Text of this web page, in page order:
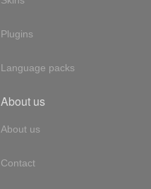
Plugins
Language packs
About us
About us
Contact